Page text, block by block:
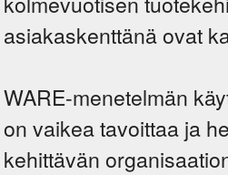
asiakaskenttänä ovat
WARE-menetelmän
on vaikea tavoittaa ja
kehittävän